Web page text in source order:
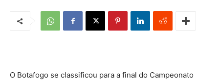
O Botafogo se classificou para a final do Campeonato